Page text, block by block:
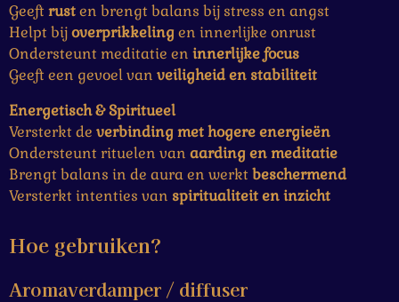
Geeft rusten brengt balans bij stress en angst
Helpt bijoverprikkeling en innerlijke onrust
Ondersteunt meditatie en innerlijke focus
Geeft een gevoel van veiligheid en stabiliteit
Energetisch & Spiritueel
Versterkt de verbinding met hogere energieën
Ondersteunt rituelen van aarding en meditatie
Brengt balans in de aura en werkt beschermend
Versterkt intenties van spiritualiteit en inzicht
Hoe gebruiken?
Aromaverdamper / diffuser